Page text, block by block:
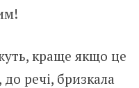
краще якщо це
речі, бризкала